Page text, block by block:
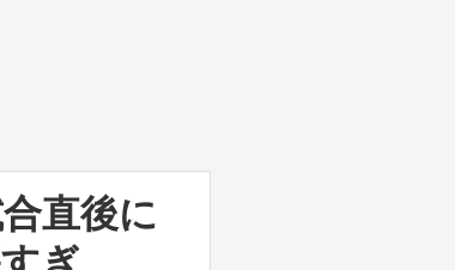
直後に